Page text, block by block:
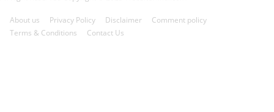
About us Privacy Policy Disclaimer
Comment policy
Terms & Conditions
Contact Us